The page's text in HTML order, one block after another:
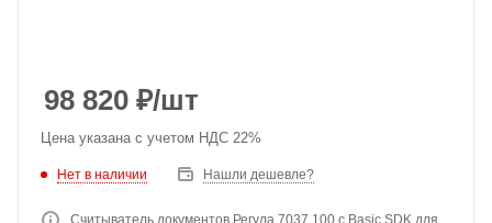
98 820 ₽/шт
Цена указана с учетом НДС 22%
Нет в наличии Нашли дешевле?
Считыватель документов Регула 7037.100 с Basic SDK для